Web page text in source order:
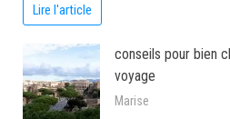
Lire l'article
conseils pour bien
voyage
Marise